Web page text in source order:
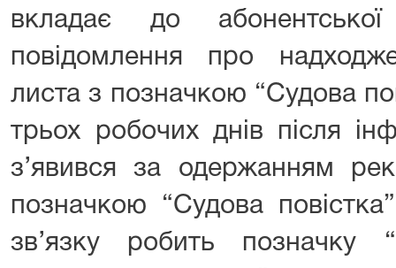
вкладає до
повідомлення про
листа з позначкою “Судова
трьох робочих днів після
з’явився за одержанням
позначкою “Судова
зв’язку робить позначку